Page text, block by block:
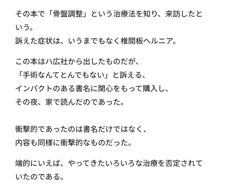
その本で「骨盤調整」という治療法を知り、来訪したと
いう。
訴えた症状は、いうまでもなく椎間板ヘルニア。
この本はハ広社から出したものだが、
「手術なんてとんでもない」と訴える、
インパクトのある書名に関心をもって購入し、
その夜、家で読んだのであった。
衝撃的であったのは書名だけではなく、
内容も同様に衝撃的なものだった。
端的にいえば、やってきたいろいろな治療を否定されて
いたのである。